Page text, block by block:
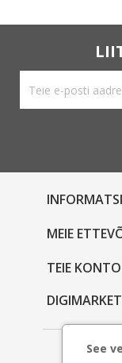
MEIE
TEIE KONTO
See